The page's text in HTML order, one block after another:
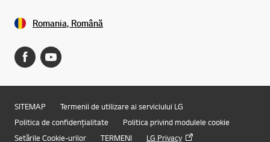
Romania, Română
SITEMAP
Termenii de utilizare ai serviciului LG
Politica de confidențialitate
Politica privind modulele cookie
Setările Cookie-urilor
TERMENI
LG Privacy